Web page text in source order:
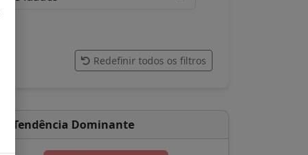
Redefinir todos os filtros
Tendência Dominante